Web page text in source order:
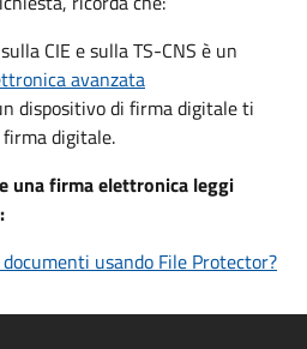
CIE e sulla TS-CNS è un
avanzata
dispositivo di firma digitale ti
digitale.
una firma elettronica leggi
usando File Protector?